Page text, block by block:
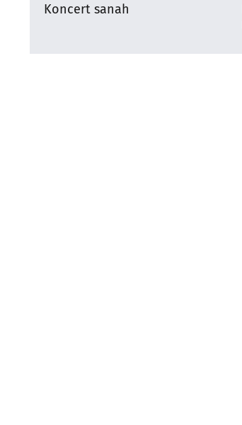
Koncert sanah